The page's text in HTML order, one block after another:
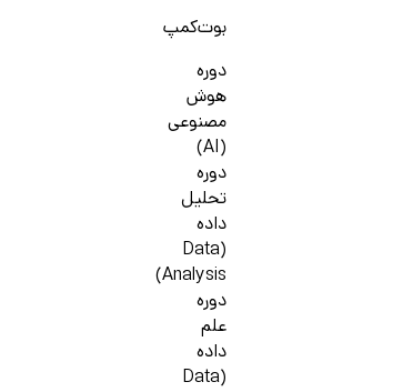
بوت‌کمپ
دوره
هوش
مصنوعی
(AI)
دوره
تحلیل
داده
(Data
Analysis)
دوره
علم
داده
(Data